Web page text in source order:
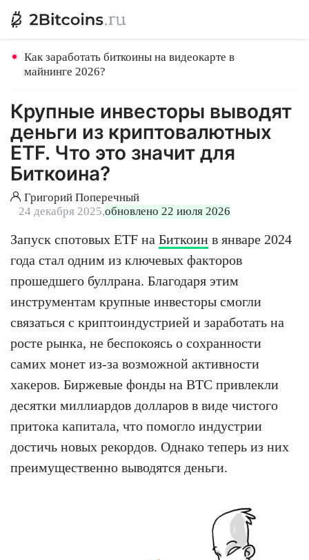
Как заработать биткоины на видеокарте в
майнинге 2026?
Крупные инвесторы выводят
деньги из криптовалютных
ETF. Что это значит для
Биткоина?
Григорий Поперечный
24 декабря 2025,обновлено 22 июля 2026
Запуск спотовых ETF на Биткоин в январе 2024
года стал одним из ключевых факторов
прошедшего буллрана. Благодаря этим
инструментам крупные инвесторы смогли
связаться с криптоиндустрией и заработать на
росте рынка, не беспокоясь о сохранности
самих монет из-за возможной активности
хакеров. Биржевые фонды на BTC привлекли
десятки миллиардов долларов в виде чистого
притока капитала, что помогло индустрии
достичь новых рекордов. Однако теперь из них
преимущественно выводятся деньги.